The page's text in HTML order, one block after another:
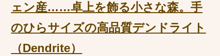
ェン産……卓上を飾る小さな森。手
のひらサイズの高品質デンドライト
（Dendrite）